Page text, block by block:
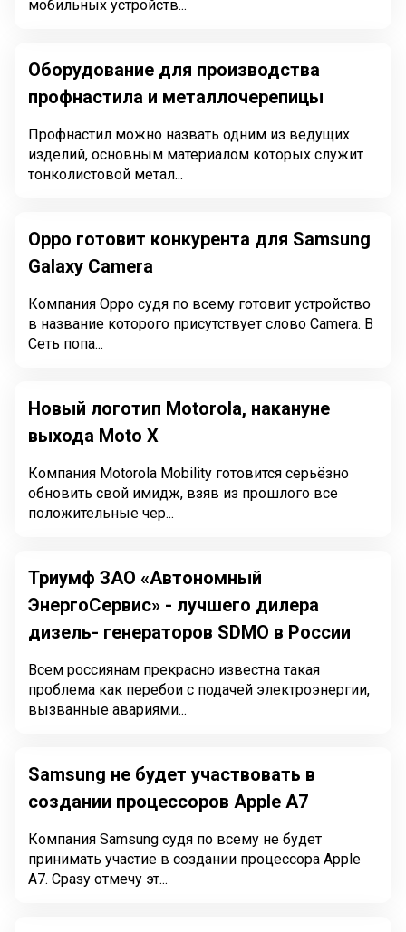
мобильных устройств...
Оборудование для производства
профнастила и металлочерепицы
Профнастил можно назвать одним из ведущих
изделий, основным материалом которых служит
тонколистовой метал...
Oppo готовит конкурента для Samsung
Galaxy Camera
Компания Oppo судя по всему готовит устройство
в название которого присутствует слово Camera. В
Сеть попа...
Новый логотип Motorola, накануне
выхода Moto X
Компания Motorola Mobility готовится серьёзно
обновить свой имидж, взяв из прошлого все
положительные чер...
Триумф ЗАО «Автономный
ЭнергоСервис» - лучшего дилера
дизель- генераторов SDMO в России
Всем россиянам прекрасно известна такая
проблема как перебои с подачей электроэнергии,
вызванные авариями...
Samsung не будет участвовать в
создании процессоров Apple A7
Компания Samsung судя по всему не будет
принимать участие в создании процессора Apple
A7. Сразу отмечу эт...